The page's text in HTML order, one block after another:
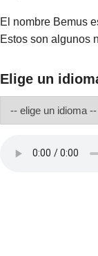
El nombre Bemus
Estos son algunos
Elige un